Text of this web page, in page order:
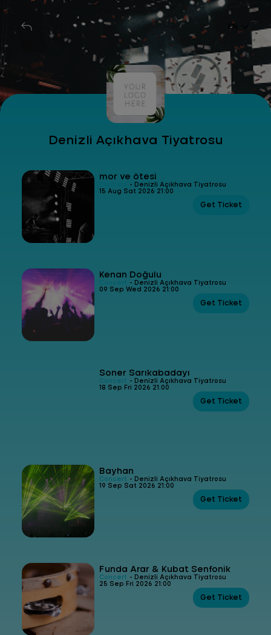
EN
Denizli Açıkhava Tiyatrosu
mor ve ötesi
- Denizli Açıkhava Tiyatrosu
15 Aug Sat 2026 21:00
Get Ticket
Kenan Doğulu
- Denizli Açıkhava Tiyatrosu
09 Sep Wed 2026 21:00
Get Ticket
Soner Sarıkabadayı
Concert - Denizli Açıkhava Tiyatrosu
18 Sep Fri 2026 21:00
Get Ticket
Bayhan
Concert - Denizli Açıkhava Tiyatrosu
19 Sep Sat 2026 21:00
Get Ticket
Funda Arar & Kubat Senfonik
Concert - Denizli Açıkhava Tiyatrosu
25 Sep Fri 2026 21:00
Get Ticket